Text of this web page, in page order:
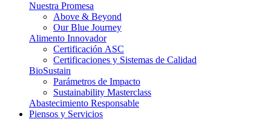
Nuestra Promesa
Above & Beyond
Our Blue Journey
Alimento Innovador
Certificación ASC
Certificaciones y Sistemas de Calidad
BioSustain
Parámetros de Impacto
Sustainability Masterclass
Abastecimiento Responsable
Piensos y Servicios